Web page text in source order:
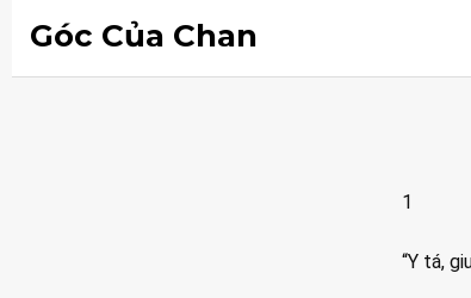
Góc Của Chan
1
“Y tá,